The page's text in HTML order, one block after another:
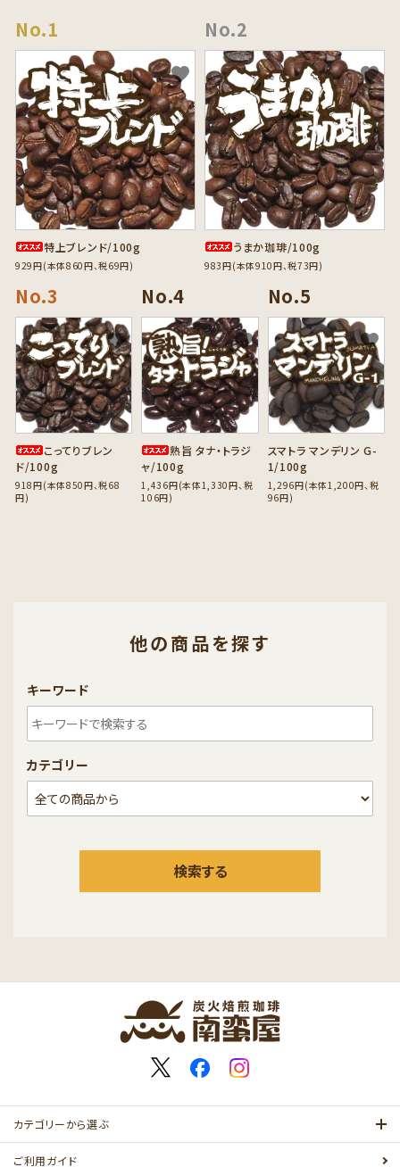
特上ブレンド/100g
929円(本体860円、税69円)
favorite
うまか珈琲/100g
983円(本体910円、税73円)
favorite
こってりブレン
ド/100g
918円(本体850円、税68
円)
favorite
熟旨 タナ・トラジ
ャ/100g
1,436円(本体1,330円、税
106円)
favorite
スマトラ マンデリン G-
1/100g
1,296円(本体1,200円、税
96円)
favorite
他の商品を探す
キーワード
カテゴリー
検索する
カテゴリーから選ぶ
ご利用ガイド